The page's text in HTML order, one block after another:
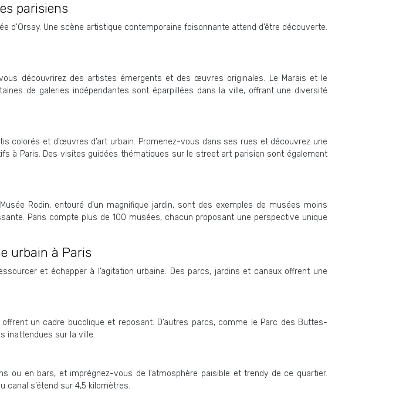
parisiens
d’Orsay. Une scène artistique contemporaine foisonnante attend d’être découverte.
découvrirez des artistes émergents et des œuvres originales. Le Marais et le
de galeries indépendantes sont éparpillées dans la ville, offrant une diversité
et d’œuvres d’art urbain. Promenez-vous dans ses rues et découvrez une
à Paris. Des visites guidées thématiques sur le street art parisien sont également
Rodin, entouré d’un magnifique jardin, sont des exemples de musées moins
Paris compte plus de 100 musées, chacun proposant une perspective unique
urbain à Paris
et échapper à l’agitation urbaine. Des parcs, jardins et canaux offrent une
un cadre bucolique et reposant. D’autres parcs, comme le Parc des Buttes-
inattendues sur la ville.
ou en bars, et imprégnez-vous de l’atmosphère paisible et trendy de ce quartier.
canal s’étend sur 4,5 kilomètres.